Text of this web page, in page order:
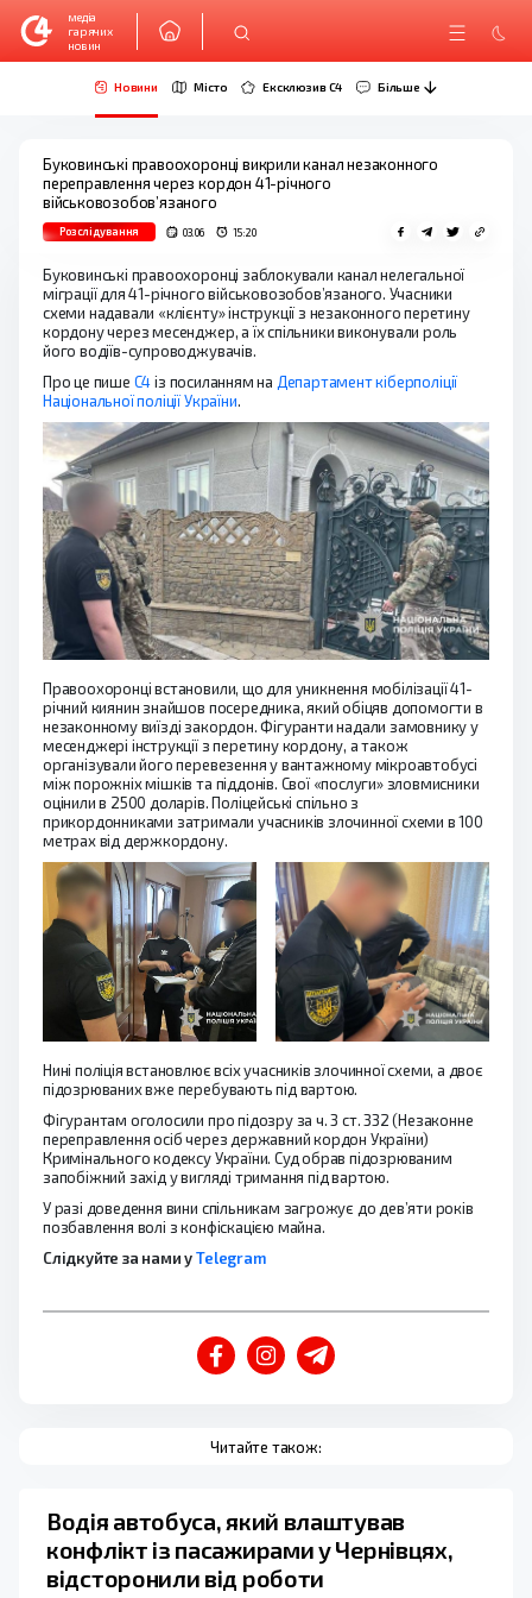
медіа
гарячих
новин
Новини Місто Ексклюзив C4 Більше
Буковинські правоохоронці викрили канал незаконного
переправлення через кордон 41-річного
військовозобов’язаного
Розслідування 03.06 15:20
Буковинські правоохоронці заблокували канал нелегальної
міграції для 41-річного військовозобов’язаного. Учасники
схеми надавали «клієнту» інструкції з незаконного перетину
кордону через месенджер, а їх спільники виконували роль
його водіїв-супроводжувачів.
Про це пише С4із посиланням на Департамент кіберполіції
Національної поліції України.
Правоохоронці встановили, що для уникнення мобілізації 41-
річний киянин знайшов посередника, який обіцяв допомогти в
незаконному виїзді закордон. Фігуранти надали замовнику у
месенджері інструкції з перетину кордону, а також
організували його перевезення у вантажному мікроавтобусі
між порожніх мішків та піддонів. Свої «послуги» зловмисники
оцінили в 2500 доларів. Поліцейські спільно з
прикордонниками затримали учасників злочинної схеми в 100
метрах від держкордону.
Нині поліція встановлює всіх учасників злочинної схеми, а двоє
підозрюваних вже перебувають під вартою.
Фігурантам оголосили про підозру за ч. 3 ст. 332 (Незаконне
переправлення осіб через державний кордон України)
Кримінального кодексу України. Суд обрав підозрюваним
запобіжний захід у вигляді тримання під вартою.
У разі доведення вини спільникам загрожує до дев’яти років
позбавлення волі з конфіскацією майна.
Слідкуйте за нами уTelegram
Читайте також:
Водія автобуса, який влаштував
конфлікт із пасажирами у Чернівцях,
відсторонили від роботи